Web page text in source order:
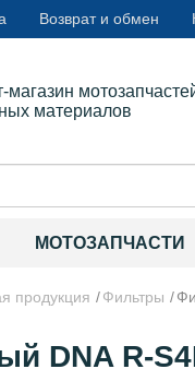
Возврат и обмен
магазин
материалов
МОТОЗАПЧАСТИ
продукция Фильтры
DNA R-